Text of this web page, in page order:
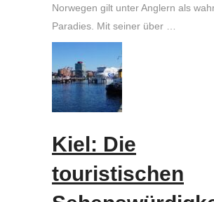
Norwegen gilt unter Anglern als
Paradies. Mit seiner über …
Kiel: Die
touristischen